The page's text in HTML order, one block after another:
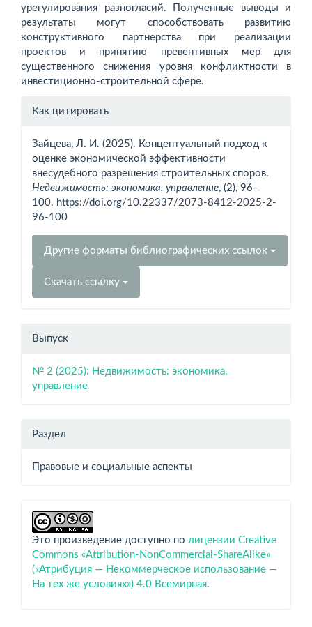
урегулирования разногласий. Полученные выводы и
результаты могут способствовать развитию
конструктивного партнерства при реализации
проектов и принятию превентивных мер для
существенного снижения уровня конфликтности в
инвестиционно-строительной сфере.
Информация
Как цитировать
Зайцева, Л. И. (2025). Концептуальный подход к
оценке экономической эффективности
внесудебного разрешения строительных споров.
Недвижимость: экономика, управление, (2), 96–
100. https://doi.org/10.22337/2073-8412-2025-2-
96-100
Другие форматы библиографических ссылок
Скачать ссылку
Выпуск
№ 2 (2025): Недвижимость: экономика,
управление
Раздел
Правовые и социальные аспекты
Это произведение доступно по лицензии Creative
Commons «Attribution-NonCommercial-ShareAlike»
(«Атрибуция — Некоммерческое использование —
На тех же условиях») 4.0 Всемирная.